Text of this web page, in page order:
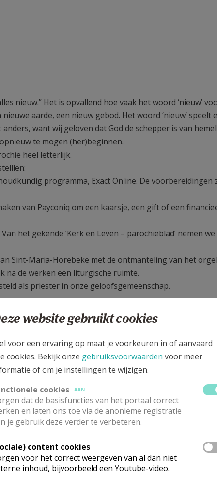
nieuw.” Het is opvallend hoe vaak het woord ‘nieuw’
aarde, een nieuw gebod. Het woord ‘nieuw’ speelt
want wij geloven dat God de schepper is van
te mogen (her)beginnen.
heel letterlijk.
programma, Exact Online. De voorbereidingen
van Payconiq om een kaarsje, een gift of een
het gekende ‘Kerk en Leven – parochieblad’ nemen we
Sint-Maria-Horebeke met de ontmanteling van het
na de werken een liturgische ruimte.
als priester in onze geloofsgemeenschap.
betekent niet dat we het oude zomaar weggooien,
Vernieuwing kan klein en onopvallend zijn,
Minder priesters en minder gelovigen dagen ons uit
bezig.
om ons geloof levendig te houden, met een open
website gebruikt cookies
voor een ervaring op maat je voorkeuren in of aanvaard
cookies. Bekijk onze gebruiksvoorwaarden voor meer
of om je instellingen te wijzigen.
cookies
AAN
dat de basisfuncties van het portaal correct
en laten ons toe via de anonieme registratie
je gebruik deze verder te verbeteren.
content cookies
voor het correct weergeven van al dan niet
inhoud, bijvoorbeeld een Youtube-video.